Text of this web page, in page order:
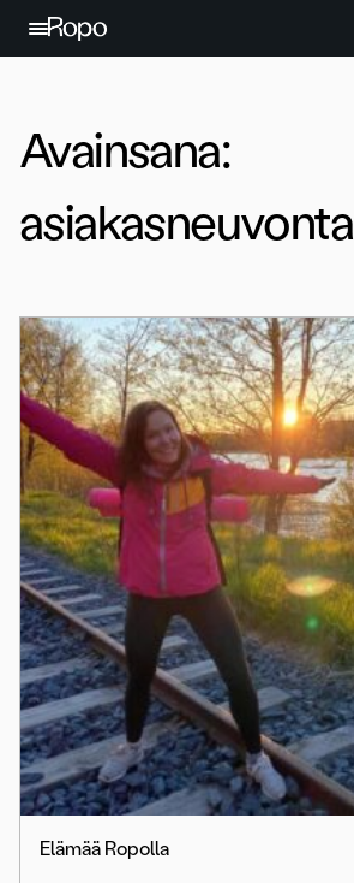
Jatka sisältöön
Avainsana:
asiakasneuvonta
Elämää Ropolla